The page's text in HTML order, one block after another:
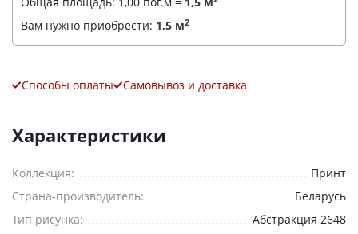
Вам нужно приобрести: 1,5 м2
Способы оплаты Самовывоз и доставка
Характеристики
Коллекция:
Принт
Страна-производитель:
Беларусь
Тип рисунка:
Абстракция 2648
*— Обязательные поля
Отправить